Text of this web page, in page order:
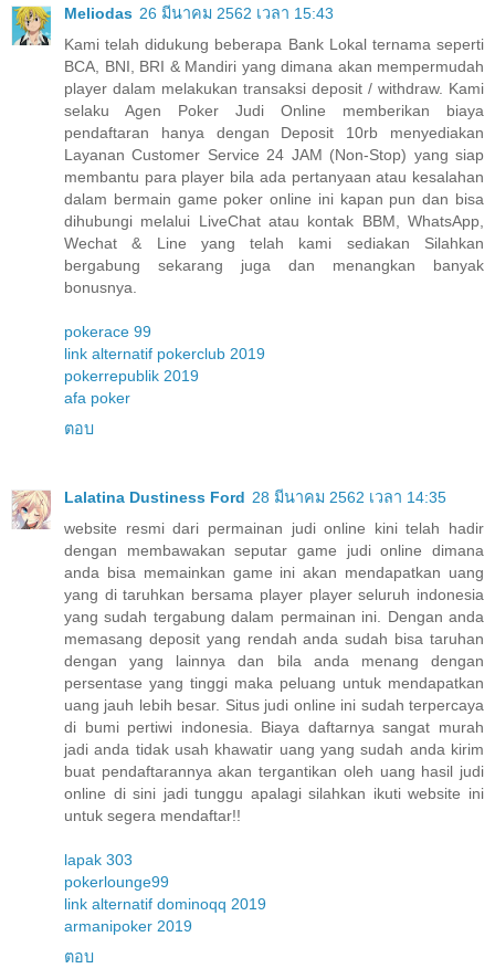
Meliodas 26 มีนาคม 2562 เวลา 15:43
Kami telah didukung beberapa Bank Lokal ternama seperti
BCA, BNI, BRI & Mandiri yang dimana akan mempermudah
player dalam melakukan transaksi deposit / withdraw. Kami
selaku Agen Poker Judi Online memberikan biaya
pendaftaran hanya dengan Deposit 10rb menyediakan
Layanan Customer Service 24 JAM (Non-Stop) yang siap
membantu para player bila ada pertanyaan atau kesalahan
dalam bermain game poker online ini kapan pun dan bisa
dihubungi melalui LiveChat atau kontak BBM, WhatsApp,
Wechat & Line yang telah kami sediakan Silahkan
bergabung sekarang juga dan menangkan banyak
bonusnya.
pokerace 99
link alternatif pokerclub 2019
pokerrepublik 2019
afa poker
ตอบ
Lalatina Dustiness Ford 28 มีนาคม 2562 เวลา 14:35
website resmi dari permainan judi online kini telah hadir
dengan membawakan seputar game judi online dimana
anda bisa memainkan game ini akan mendapatkan uang
yang di taruhkan bersama player player seluruh indonesia
yang sudah tergabung dalam permainan ini. Dengan anda
memasang deposit yang rendah anda sudah bisa taruhan
dengan yang lainnya dan bila anda menang dengan
persentase yang tinggi maka peluang untuk mendapatkan
uang jauh lebih besar. Situs judi online ini sudah terpercaya
di bumi pertiwi indonesia. Biaya daftarnya sangat murah
jadi anda tidak usah khawatir uang yang sudah anda kirim
buat pendaftarannya akan tergantikan oleh uang hasil judi
online di sini jadi tunggu apalagi silahkan ikuti website ini
untuk segera mendaftar!!
lapak 303
pokerlounge99
link alternatif dominoqq 2019
armanipoker 2019
ตอบ